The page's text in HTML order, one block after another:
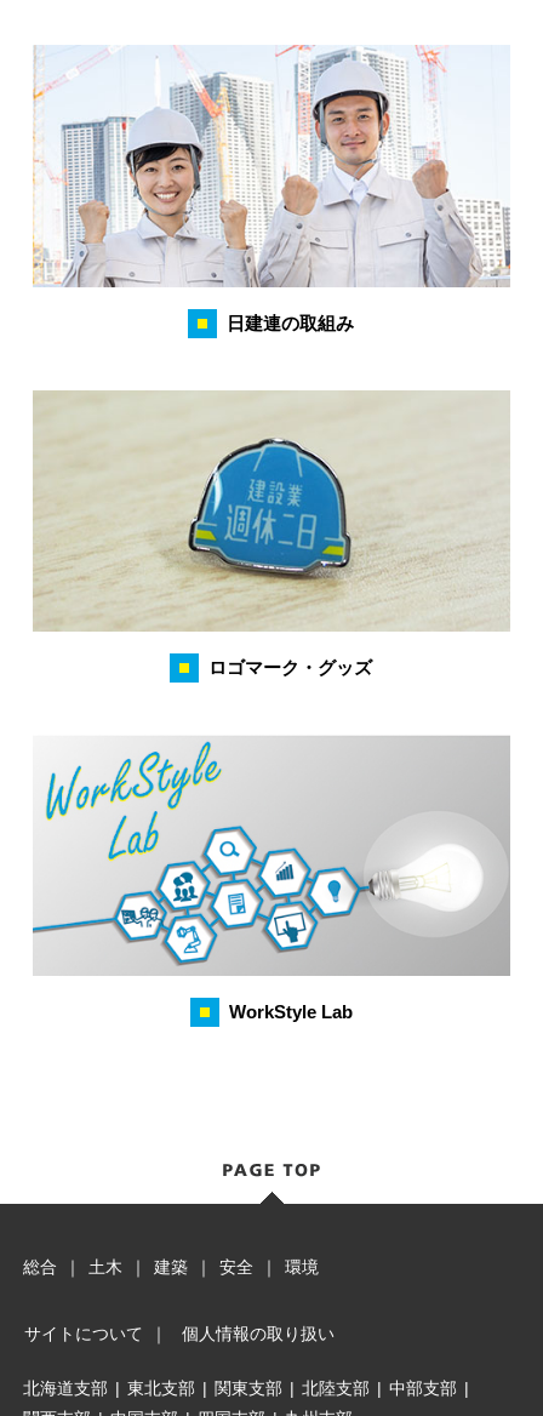
日建連の取組み
ロゴマーク・グッズ
WorkStyle Lab
総合 ｜ 土木 ｜ 建築 ｜ 安全 ｜ 環境
サイトについて ｜ 個人情報の取り扱い
北海道支部 | 東北支部 | 関東支部 | 北陸支部 | 中部支部 |